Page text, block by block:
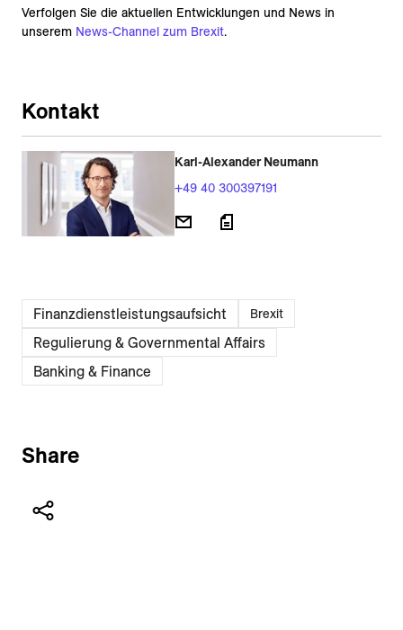
Verfolgen Sie die aktuellen Entwicklungen und News in
unserem News-Channel zum Brexit.
Kontakt
Karl-Alexander Neumann
+49 40 300397191
Finanzdienstleistungsaufsicht Brexit
Regulierung & Governmental Affairs
Banking & Finance
Share